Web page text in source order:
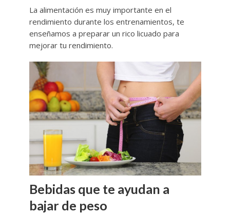
La alimentación es muy importante en el
rendimiento durante los entrenamientos, te
enseñamos a preparar un rico licuado para
mejorar tu rendimiento.
Bebidas que te ayudan a
bajar de peso